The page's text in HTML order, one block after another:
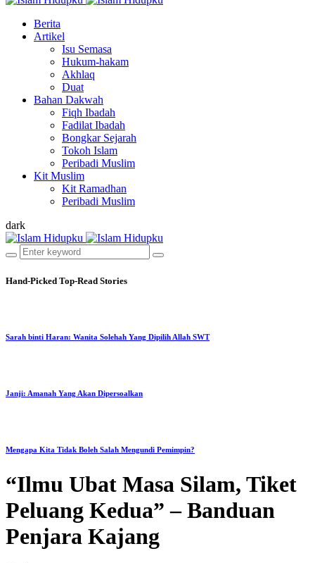
Berita
Artikel
Isu Semasa
Hukum-hakam
Akhlaq
Duat
Bahan Dakwah
Fiqh Ibadah
Fadilat Ibadah
Bongkar Sejarah
Tokoh Islam
Peribadi Muslim
Kit Muslim
Kit Ramadhan
Peribadi Muslim
dark
Hand-Picked Top-Read Stories
Sarah binti Haran: Wanita Solehah Yang Dipilih Allah SWT
Janji: Amanah Yang Akan Dipersoalkan
Mengapa Kita Tidak Boleh Salah Mengundi Pemimpin?
“Ilmu Ubat Masa Silam, Tiket
Peluang Kedua” – Banduan
Penjara Kajang